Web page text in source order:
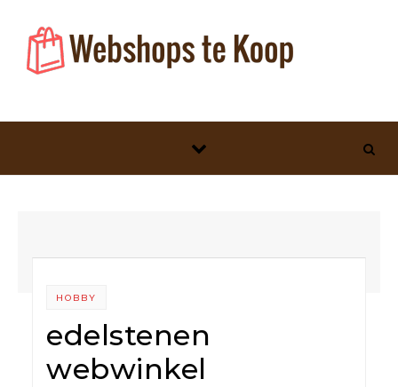
HOBBY
edelstenen
webwinkel